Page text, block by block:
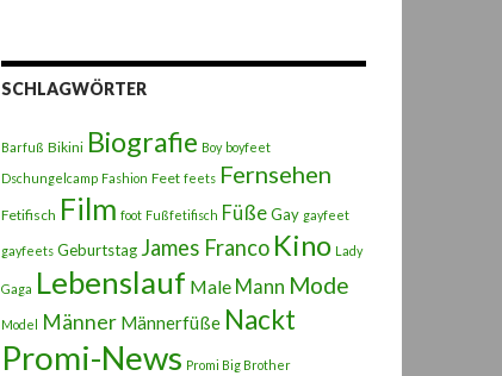
SCHLAGWÖRTER
Barfuß Bikini Biografie Boy boyfeet
Dschungelcamp Fashion Feet feets Fernsehen
Fetifisch Film foot Fußfetifisch FüßeGay gayfeet
gayfeets Geburtstag James Franco Kino Lady
Gaga Lebenslauf Male Mann Mode
Model Männer Männerfüße Nackt
Promi-News Promi Big Brother